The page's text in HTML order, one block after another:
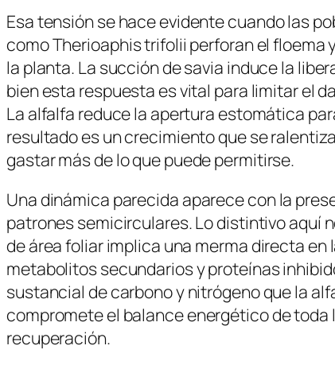
Esa tensión se hace evidente cuando las
comoTherioaphis trifolii perforan el floema
la planta. La succión de savia induce la
bien esta respuesta es vital para limitar el
La alfalfa reduce la apertura estomática
resultado es un crecimiento que se
gastar más de lo que puede permitirse.
Una dinámica parecida aparece con la
patrones semicirculares. Lo distintivo aquí
de área foliar implica una merma directa
metabolitos secundarios y proteínas
sustancial de carbono y nitrógeno que la
compromete el balance energético de
recuperación.